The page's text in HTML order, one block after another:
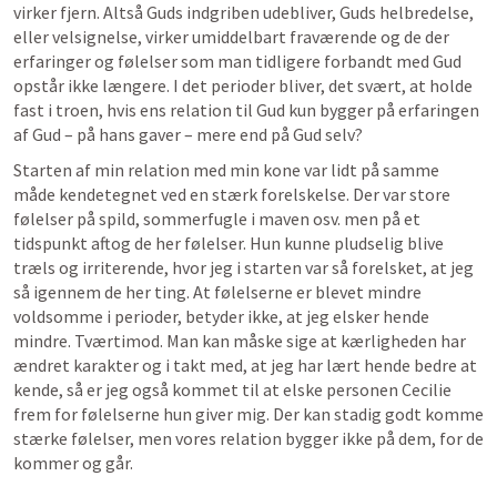
virker fjern. Altså Guds indgriben udebliver, Guds helbredelse,
eller velsignelse, virker umiddelbart fraværende og de der
erfaringer og følelser som man tidligere forbandt med Gud
opstår ikke længere. I det perioder bliver, det svært, at holde
fast i troen, hvis ens relation til Gud kun bygger på erfaringen
af Gud – på hans gaver – mere end på Gud selv?
Starten af min relation med min kone var lidt på samme
måde kendetegnet ved en stærk forelskelse. Der var store
følelser på spild, sommerfugle i maven osv. men på et
tidspunkt aftog de her følelser. Hun kunne pludselig blive
træls og irriterende, hvor jeg i starten var så forelsket, at jeg
så igennem de her ting. At følelserne er blevet mindre
voldsomme i perioder, betyder ikke, at jeg elsker hende
mindre. Tværtimod. Man kan måske sige at kærligheden har
ændret karakter og i takt med, at jeg har lært hende bedre at
kende, så er jeg også kommet til at elske personen Cecilie
frem for følelserne hun giver mig. Der kan stadig godt komme
stærke følelser, men vores relation bygger ikke på dem, for de
kommer og går.